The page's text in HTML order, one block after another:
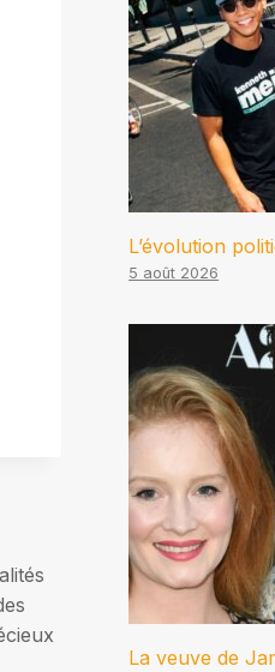
L’évolution
5 août 2026
La veuve de